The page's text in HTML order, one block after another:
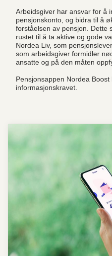
Arbeidsgiver har ansvar for å
pensjonskonto, og bidra til å
forståelsen av pensjon. Dette
rustet til å ta aktive og gode
Nordea Liv, som
som arbeidsgiver formidler
ansatte og på den måten
Pensjonsappen Nordea
informasjonskravet.